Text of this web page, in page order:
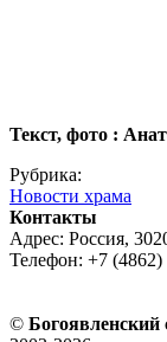
Текст, фото :
Рубрика:
Новости храма
Контакты
Адрес: Россия,
Телефон: +7 (4862)
©